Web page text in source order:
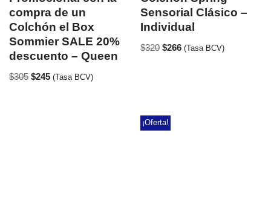
compra de un
Colchón el Box
Sommier SALE 20%
descuento – Queen
$305 $245 (Tasa BCV)
Sensorial Clásico –
Individual
$320 $266 (Tasa BCV)
¡Oferta!